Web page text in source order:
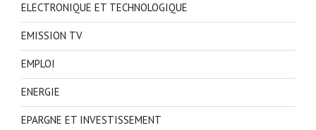
ELECTRONIQUE ET TECHNOLOGIQUE
EMISSION TV
EMPLOI
ENERGIE
EPARGNE ET INVESTISSEMENT